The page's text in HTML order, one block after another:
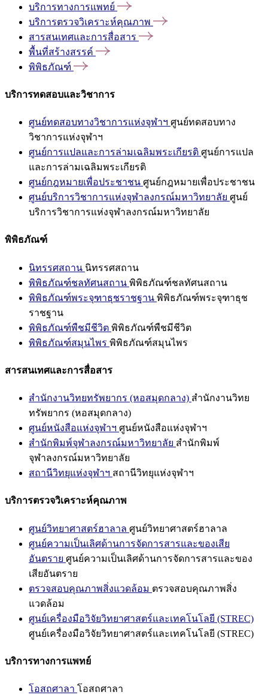
บริการทางการแพทย์
บริการตรวจวิเคราะห์คุณภาพ
สารสนเทศและการสื่อสาร
พื้นที่สร้างสรรค์
พิพิธภัณฑ์
บริการทดสอบและวิชาการ
ศูนย์ทดสอบทางวิชาการแห่งจุฬาฯ ศูนย์ทดสอบทาง
วิชาการแห่งจุฬาฯ
ศูนย์การแปลและการล่ามเฉลิมพระเกียรติ ศูนย์การแปล
และการล่ามเฉลิมพระเกียรติ
ศูนย์กฎหมายเพื่อประชาชน ศูนย์กฎหมายเพื่อประชาชน
ศูนย์บริการวิชาการแห่งจุฬาลงกรณ์มหาวิทยาลัย ศูนย์
บริการวิชาการแห่งจุฬาลงกรณ์มหาวิทยาลัย
พิพิธภัณฑ์
นิทรรศสถาน นิทรรศสถาน
พิพิธภัณฑ์ชลทัศนสถาน พิพิธภัณฑ์ชลทัศนสถาน
พิพิธภัณฑ์พระจุฑาธุชราชฐาน พิพิธภัณฑ์พระจุฑาธุช
ราชฐาน
พิพิธภัณฑ์พืชมีชีวิต พิพิธภัณฑ์พืชมีชีวิต
พิพิธภัณฑ์สมุนไพร พิพิธภัณฑ์สมุนไพร
สารสนเทศและการสื่อสาร
สำนักงานวิทยทรัพยากร (หอสมุดกลาง) สำนักงานวิทย
ทรัพยากร (หอสมุดกลาง)
ศูนย์หนังสือแห่งจุฬาฯ ศูนย์หนังสือแห่งจุฬาฯ
สำนักพิมพ์จุฬาลงกรณ์มหาวิทยาลัย สำนักพิมพ์
จุฬาลงกรณ์มหาวิทยาลัย
สถานีวิทยุแห่งจุฬาฯ สถานีวิทยุแห่งจุฬาฯ
บริการตรวจวิเคราะห์คุณภาพ
ศูนย์วิทยาศาสตร์ฮาลาล ศูนย์วิทยาศาสตร์ฮาลาล
ศูนย์ความเป็นเลิศด้านการจัดการสารและของเสีย
อันตราย ศูนย์ความเป็นเลิศด้านการจัดการสารและของ
เสียอันตราย
ตรวจสอบคุณภาพสิ่งแวดล้อม ตรวจสอบคุณภาพสิ่ง
แวดล้อม
ศูนย์เครื่องมือวิจัยวิทยาศาสตร์และเทคโนโลยี (STREC)
ศูนย์เครื่องมือวิจัยวิทยาศาสตร์และเทคโนโลยี (STREC)
บริการทางการแพทย์
โอสถศาลา โอสถศาลา